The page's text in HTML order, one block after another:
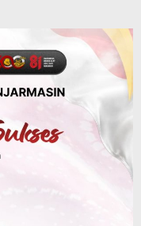
Defisit 170
Belanja
dari
Polda
Hingga